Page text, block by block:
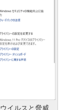
イルスと脅威